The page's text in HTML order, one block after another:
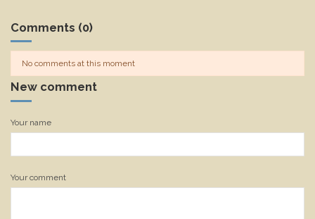
Comments (0)
No comments at this moment
New comment
Your name
Your comment